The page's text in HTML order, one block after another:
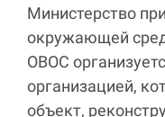
Министерство
окружающей
ОВОС
организацией,
объект,